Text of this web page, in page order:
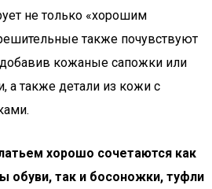
не только «хорошим
также почувствуют
кожаные сапожки или
а также детали из кожи с
хорошо сочетаются как
обуви, так и босоножки, туфли